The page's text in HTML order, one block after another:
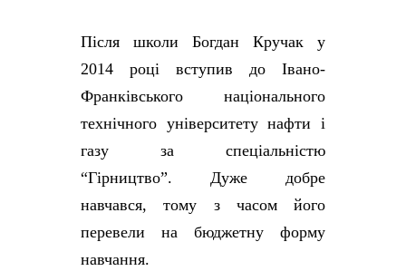
Після школи Богдан Кручак у
2014 році вступив до Івано-
Франківського національного
технічного університету нафти і
газу за спеціальністю
“Гірництво”. Дуже добре
навчався, тому з часом його
перевели на бюджетну форму
навчання.